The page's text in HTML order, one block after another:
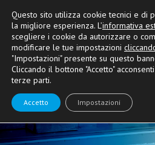
Le ultime
e la nostra
Questo sito utilizza cookie tecnici e
la migliore esperienza. L’informativa
scegliere i cookie da autorizzare o
modificare le tue impostazioni
"Impostazioni" presente su questo
Cliccando il bottone "Accetto"
terze parti.
Accetto Impostazioni